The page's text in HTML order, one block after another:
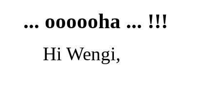
... oooooha ... !!!
Hi Wengi,